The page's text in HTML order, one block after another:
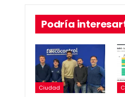
Podría
Ciudad